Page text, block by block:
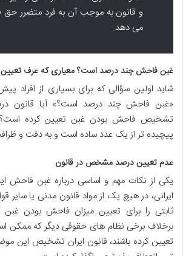
و قانون به موجب آن به فرد متضرر حق
می دهد.
غبن فاحش چند درصد است؟ معیاری که عرف
شاید اولین سؤالی که برای بسیاری از افراد
«غبن فاحش چند درصد است؟» آیا قانون
تشخیص فاحش بودن غبن تعیین کرده است؟
پیچیده تر از یک عدد ساده است و به دقت و
عدم تعیین درصد مشخص در قانون
یکی از نکات مهم و اساسی درباره غبن فاحش
ایرانی، در هیچ یک از مواد قانون مدنی یا
ثابتی را برای تعیین میزان فاحش بودن
برخلاف برخی نظام های حقوقی دیگر که ممکن
تعیین کرده باشند، قانون ایران تشخیص این